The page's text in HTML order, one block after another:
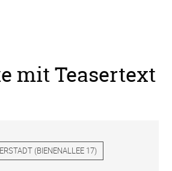
mit Teasertext
(BIENENALLEE 17)